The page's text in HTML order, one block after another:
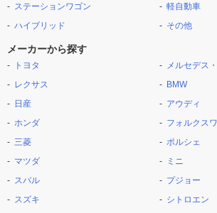
ステーションワゴン
ハイブリッド
軽自動車
その他
メーカーから探す
トヨタ
レクサス
日産
ホンダ
三菱
マツダ
スバル
スズキ
メルセデス
BMW
アウディ
フォルクス
ポルシェ
ミニ
プジョー
シトロエン